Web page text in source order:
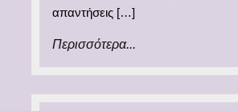
απαντήσεις […]
Περισσότερα...